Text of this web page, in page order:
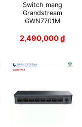
Switch mạng
Grandstream
GWN7701M
2,490,000₫